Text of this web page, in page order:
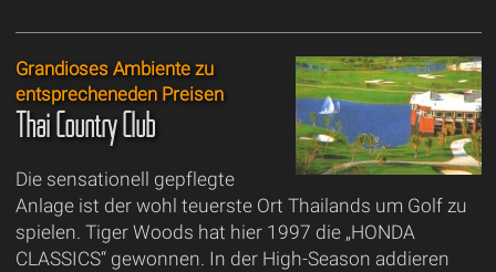
Grandioses Ambiente zu
entsprecheneden Preisen
Thai Country Club
Die sensationell gepflegte
Anlage ist der wohl teuerste Ort Thailands um Golf zu
spielen. Tiger Woods hat hier 1997 die „HONDA
CLASSICS“ gewonnen. In der High-Season addieren